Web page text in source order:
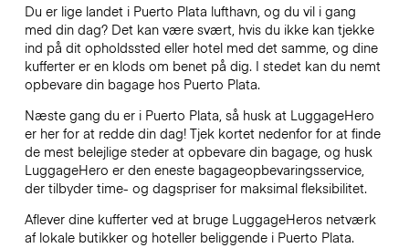
Du er lige landet i Puerto Plata lufthavn, og du vil i gang
med din dag? Det kan være svært, hvis du ikke kan tjekke
ind på dit opholdssted eller hotel med det samme, og dine
kufferter er en klods om benet på dig. I stedet kan du nemt
opbevare din bagage hos Puerto Plata.
Næste gang du er i Puerto Plata, så husk at LuggageHero
er her for at redde din dag! Tjek kortet nedenfor for at finde
de mest belejlige steder at opbevare din bagage, og husk
LuggageHero er den eneste bagageopbevaringsservice,
der tilbyder time- og dagspriser for maksimal fleksibilitet.
Aflever dine kufferter ved at bruge LuggageHeros netværk
af lokale butikker og hoteller beliggende i Puerto Plata.